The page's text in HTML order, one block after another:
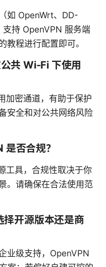
如 OpenWrt、DD-
持 OpenVPN 服务端
教程进行配置即可。
共 Wi-Fi 下使用
加密通道，有助于保护
安全和对公共网络风险
否合规？
工具，合规性取决于你
。请确保在合法使用范
择开源版本还是商
业级支持，OpenVPN